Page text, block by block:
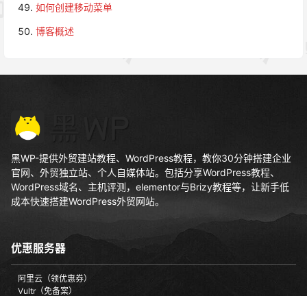
如何创建移动菜单
博客概述
黑WP-提供外贸建站教程、WordPress教程，教你30分钟搭建企业
官网、外贸独立站、个人自媒体站。包括分享WordPress教程、
WordPress域名、主机评测，elementor与Brizy教程等，让新手低
成本快速搭建WordPress外贸网站。
优惠服务器
阿里云（领优惠券）
Vultr（免备案）